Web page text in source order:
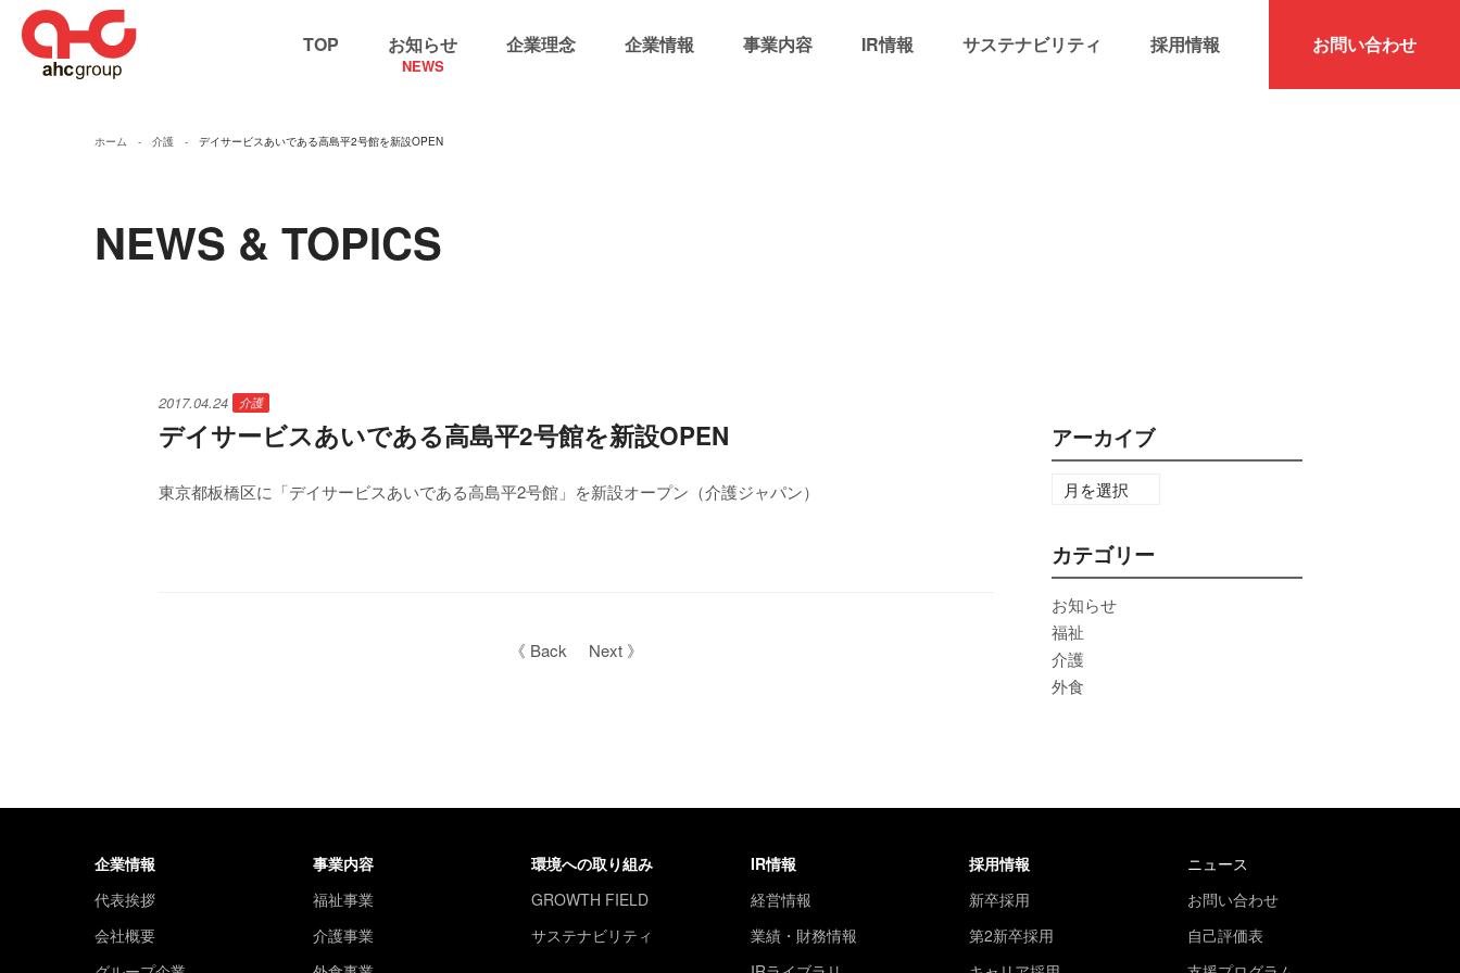
TOP お知らせ
NEWS
企業理念 企業情報 事業内容 IR情報 サステナビリティ 採用情報 お問い合わせ
ホーム 介護 デイサービスあいである高島平2号館を新設OPEN
NEWS & TOPICS
2017.04.24 介護
デイサービスあいである高島平2号館を新設OPEN
東京都板橋区に「デイサービスあいである高島平2号館」を新設オープン（介護ジャパン）
《 Back Next 》
アーカイブ
カテゴリー
お知らせ
福祉
介護
外食
企業情報
代表挨拶
会社概要
事業内容
福祉事業
介護事業
環境への取り組み
GROWTH FIELD
サステナビリティ
IR情報
経営情報
業績・財務情報
採用情報
新卒採用
第2新卒採用
ニュース
お問い合わせ
自己評価表